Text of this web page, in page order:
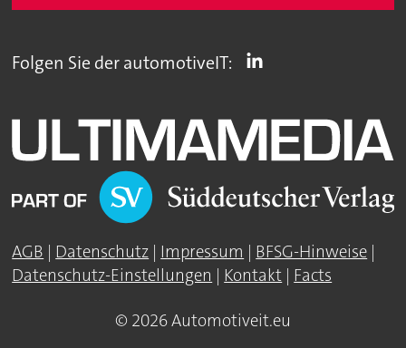
Folgen Sie der automotiveIT:
AGB | Datenschutz | Impressum | BFSG-Hinweise |
Datenschutz-Einstellungen | Kontakt | Facts
© 2026 Automotiveit.eu